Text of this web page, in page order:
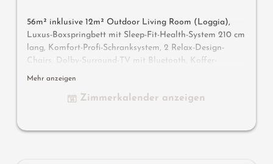
56m² inklusive 12m² Outdoor Living Room (Loggia),
Luxus-Boxspringbett mit Sleep-Fit-Health-System 210 cm
lang, Komfort-Profi-Schranksystem, 2 Relax-Design-
Chairs, Dolby-Surround-TV mit Bluetooth, Koffer-
Designbar mit Wein-, Nespresso- & Teedesk, Design-
getrennter Waschtisch für Sie & Ihn, WC und Bidet
Mehr anzeigen
Zimmerkalender anzeigen